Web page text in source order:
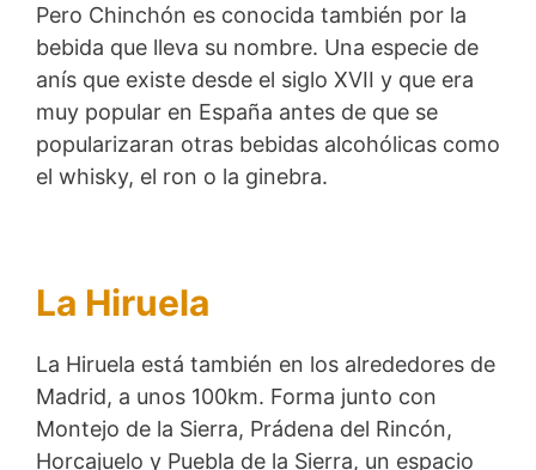
Pero Chinchón es conocida también por la
bebida que lleva su nombre. Una especie de
anís que existe desde el siglo XVII y que era
muy popular en España antes de que se
popularizaran otras bebidas alcohólicas como
el whisky, el ron o la ginebra.
La Hiruela
La Hiruela está también en los alrededores de
Madrid, a unos 100km. Forma junto con
Montejo de la Sierra, Prádena del Rincón,
Horcajuelo y Puebla de la Sierra, un espacio